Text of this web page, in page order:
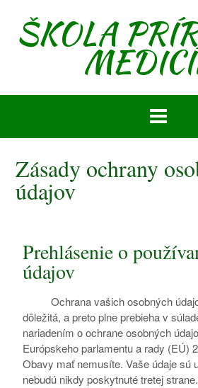
ŠKOLA
Zásady ochrany
údajov
Prehlásenie o
údajov
Ochrana vašich osobných
dôležitá, a preto plne prebieha v
nariadením o ochrane osobných
Európskeho parlamentu a rady (EÚ)
Obavy mať nemusíte. Vaše údaje sú
nebudú nikdy poskytnuté tretej strane.